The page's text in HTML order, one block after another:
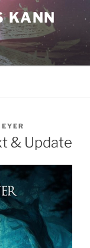
KANN
& Update